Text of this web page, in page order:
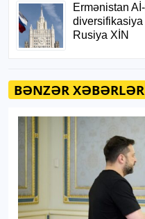
BƏNZƏR XƏBƏRLƏR